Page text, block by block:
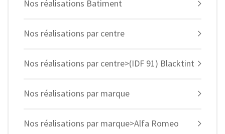
Nos réalisations Batiment
Nos réalisations par centre
Nos réalisations par centre>(IDF 91) Blacktint
Nos réalisations par marque
Nos réalisations par marque>Alfa Romeo